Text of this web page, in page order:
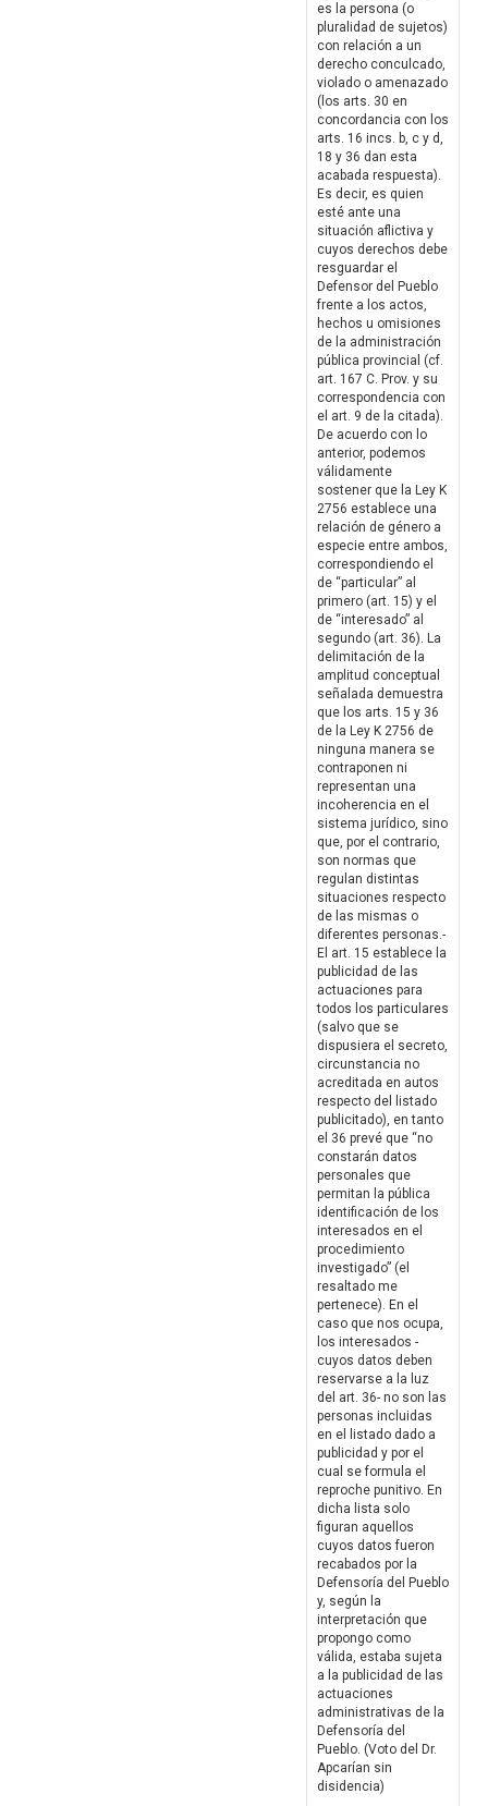
es la persona (o
pluralidad de sujetos)
con relación a un
derecho conculcado,
violado o amenazado
(los arts. 30 en
concordancia con los
arts. 16 incs. b, c y d,
18 y 36 dan esta
acabada respuesta).
Es decir, es quien
esté ante una
situación aflictiva y
cuyos derechos debe
resguardar el
Defensor del Pueblo
frente a los actos,
hechos u omisiones
de la administración
pública provincial (cf.
art. 167 C. Prov. y su
correspondencia con
el art. 9 de la citada).
De acuerdo con lo
anterior, podemos
válidamente
sostener que la Ley K
2756 establece una
relación de género a
especie entre ambos,
correspondiendo el
de “particular” al
primero (art. 15) y el
de “interesado” al
segundo (art. 36). La
delimitación de la
amplitud conceptual
señalada demuestra
que los arts. 15 y 36
de la Ley K 2756 de
ninguna manera se
contraponen ni
representan una
incoherencia en el
sistema jurídico, sino
que, por el contrario,
son normas que
regulan distintas
situaciones respecto
de las mismas o
diferentes personas.-
El art. 15 establece la
publicidad de las
actuaciones para
todos los particulares
(salvo que se
dispusiera el secreto,
circunstancia no
acreditada en autos
respecto del listado
publicitado), en tanto
el 36 prevé que “no
constarán datos
personales que
permitan la pública
identificación de los
interesados en el
procedimiento
investigado” (el
resaltado me
pertenece). En el
caso que nos ocupa,
los interesados -
cuyos datos deben
reservarse a la luz
del art. 36- no son las
personas incluidas
en el listado dado a
publicidad y por el
cual se formula el
reproche punitivo. En
dicha lista solo
figuran aquellos
cuyos datos fueron
recabados por la
Defensoría del Pueblo
y, según la
interpretación que
propongo como
válida, estaba sujeta
a la publicidad de las
actuaciones
administrativas de la
Defensoría del
Pueblo. (Voto del Dr.
Apcarían sin
disidencia)